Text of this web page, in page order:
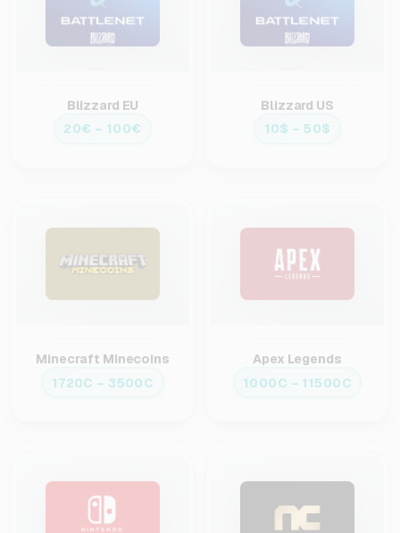
Blizzard EU
20€ – 100€
Blizzard US
10$ – 50$
Minecraft Minecoins
1720C – 3500C
Apex Legends
1000C – 11500C